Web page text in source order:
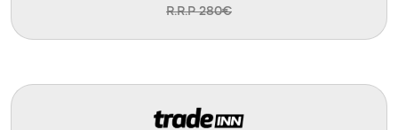
R.R.P 280€